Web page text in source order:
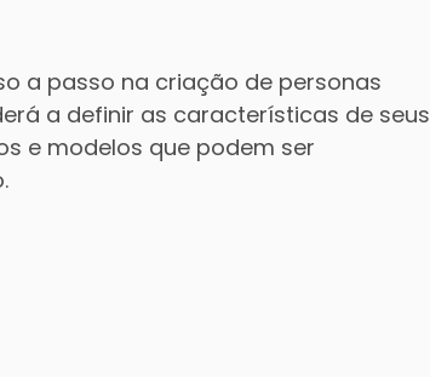
a passo na criação de personas
a definir as características de seus
e modelos que podem ser